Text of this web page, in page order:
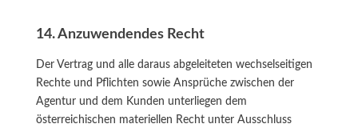
14. Anzuwendendes Recht
Der Vertrag und alle daraus abgeleiteten wechselseitigen
Rechte und Pflichten sowie Ansprüche zwischen der
Agentur und dem Kunden unterliegen dem
österreichischen materiellen Recht unter Ausschluss